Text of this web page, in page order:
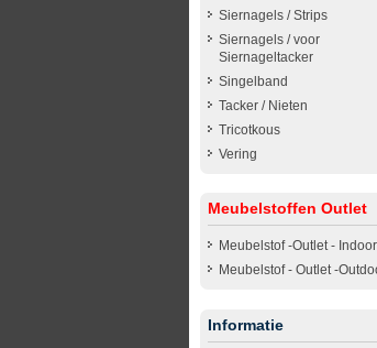
Siernagels / Strips
Siernagels / voor
Siernageltacker
Singelband
Tacker / Nieten
Tricotkous
Vering
Meubelstoffen Outlet
Meubelstof -Outlet - Indoor
Meubelstof - Outlet -
Informatie